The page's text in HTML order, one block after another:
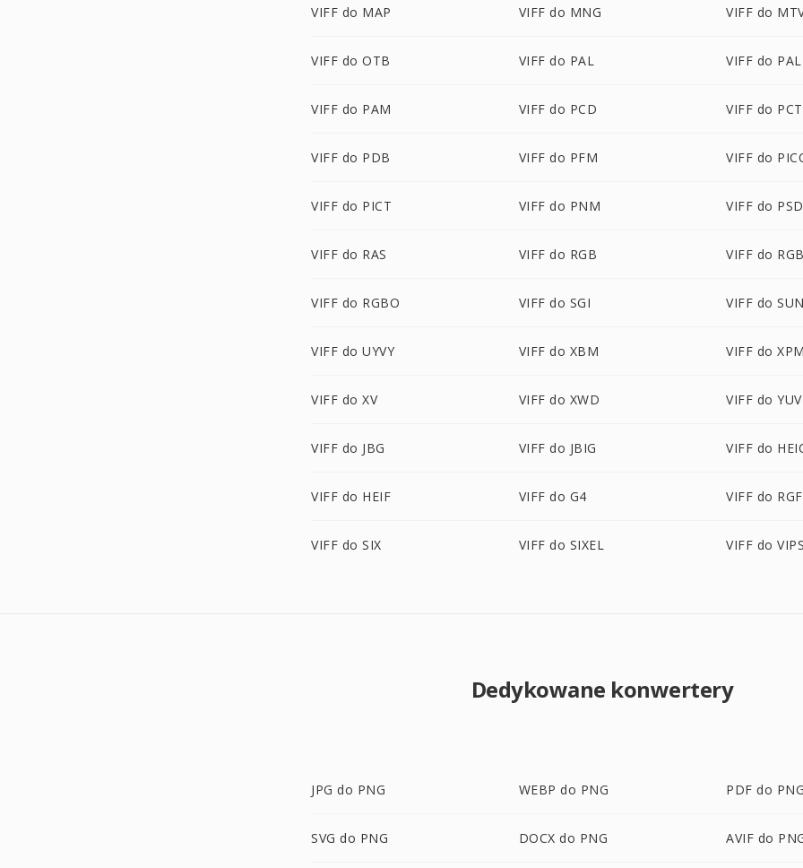
VIFF do MAP VIFF do MNG VIFF do
VIFF do OTB VIFF do PAL VIFF do
VIFF do PAM VIFF do PCD VIFF do PCT
VIFF do PDB VIFF do PFM VIFF do
VIFF do PICT VIFF do PNM VIFF do PSD
VIFF do RAS VIFF do RGB VIFF do
VIFF do RGBO VIFF do SGI VIFF do SUN
VIFF do UYVY VIFF do XBM VIFF do XPM
VIFF do XV VIFF do XWD VIFF do YUV
VIFF do JBG VIFF do JBIG VIFF do
VIFF do HEIF VIFF do G4 VIFF do RGF
VIFF do SIX VIFF do SIXEL VIFF do VIPS
Dedykowane konwertery
JPG do PNG WEBP do PNG PDF do PNG
SVG do PNG DOCX do PNG AVIF do